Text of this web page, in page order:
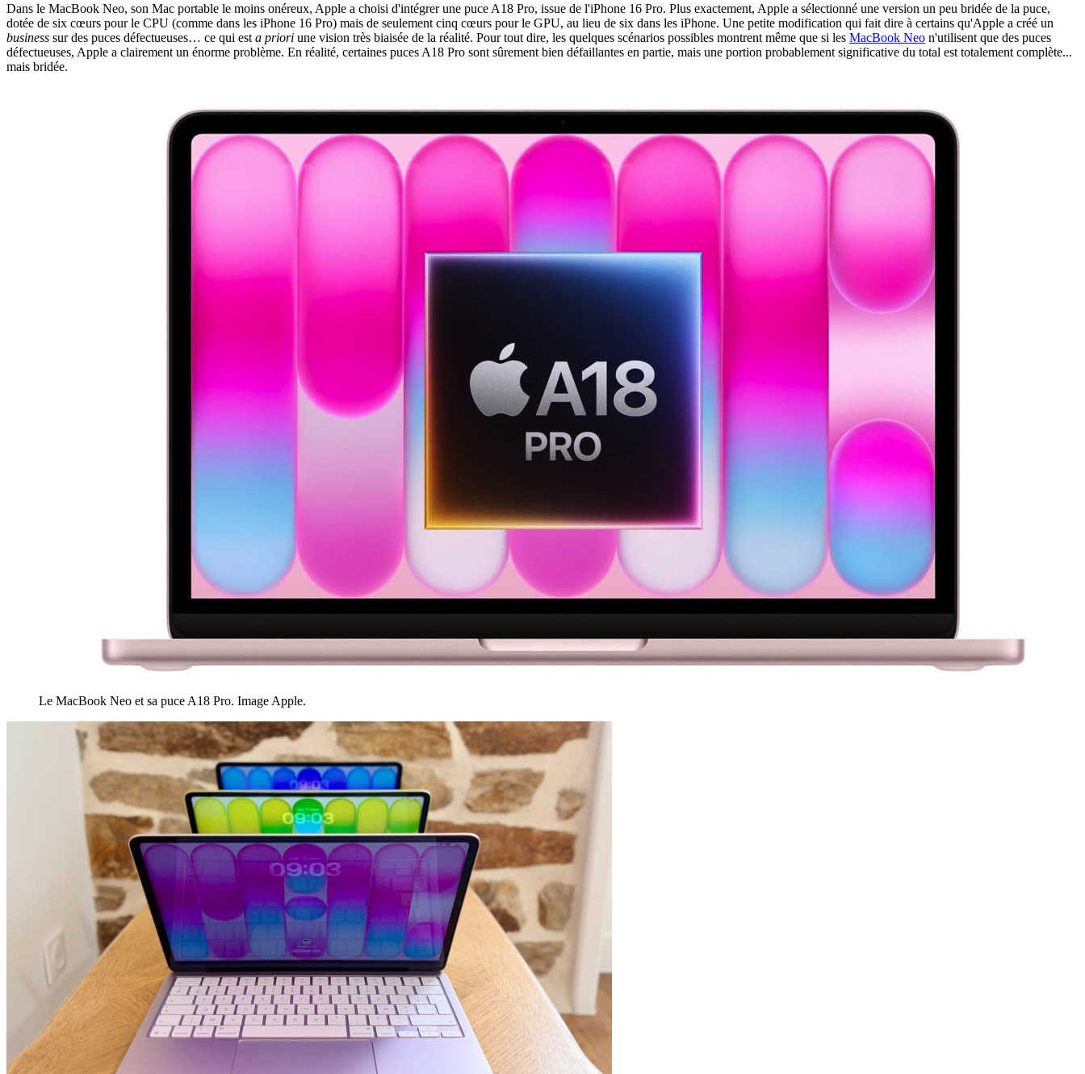
Dans le MacBook Neo, son Mac portable le moins onéreux, Apple a choisi d'intégrer une puce A18 Pro, issue de l'iPhone 16 Pro. Plus exactement, Apple a sélectionné une version un peu bridée de la puce,
dotée de six cœurs pour le CPU (comme dans les iPhone 16 Pro) mais de seulement cinq cœurs pour le GPU, au lieu de six dans les iPhone. Une petite modification qui fait dire à certains qu'Apple a créé un
business sur des puces défectueuses… ce qui est a priori une vision très biaisée de la réalité. Pour tout dire, les quelques scénarios possibles montrent même que si les MacBook Neo n'utilisent que des puces
défectueuses, Apple a clairement un énorme problème. En réalité, certaines puces A18 Pro sont sûrement bien défaillantes en partie, mais une portion probablement significative du total est totalement complète...
mais bridée.
Le MacBook Neo et sa puce A18 Pro. Image Apple.